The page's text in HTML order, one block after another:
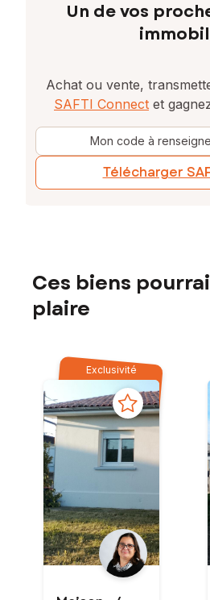
Un de vos
Achat ou vente,
SAFTI Connect et
Mon code à
Télécharger
Ces biens
plaire
Exclusivité